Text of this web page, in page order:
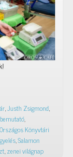
,Justh Zsigmond,
,
Országos Könyvtári
,Salamon
,zenei világnap